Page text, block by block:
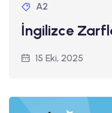
A2
İngilizce
15 Eki, 2025